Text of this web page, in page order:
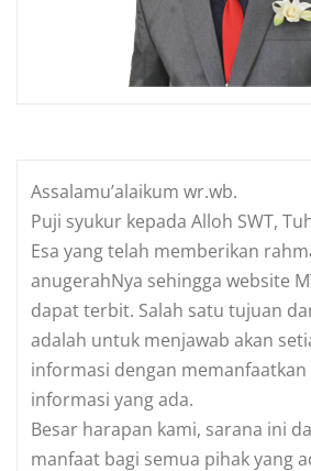
Assalamu’alaikum wr.wb.
Puji syukur kepada Alloh SWT,
Esa yang telah memberikan
anugerahNya sehingga website
dapat terbit. Salah satu tujuan
adalah untuk menjawab akan
informasi dengan
informasi yang ada.
Besar harapan kami, sarana ini
manfaat bagi semua pihak yang